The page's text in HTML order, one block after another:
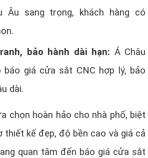
Âu sang trọng, khách hàng có
bảo hành dài hạn: Á Châu
báo giá cửa sắt CNC hợp lý, bảo
dài.
chọn hoàn hảo cho nhà phố, biệt
thiết kế đẹp, độ bền cao và giá cả
quan tâm đến báo giá cửa sắt